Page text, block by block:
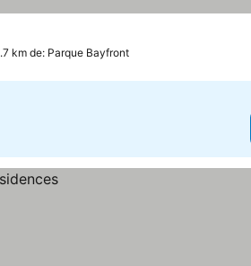
km de: Parque Bayfront